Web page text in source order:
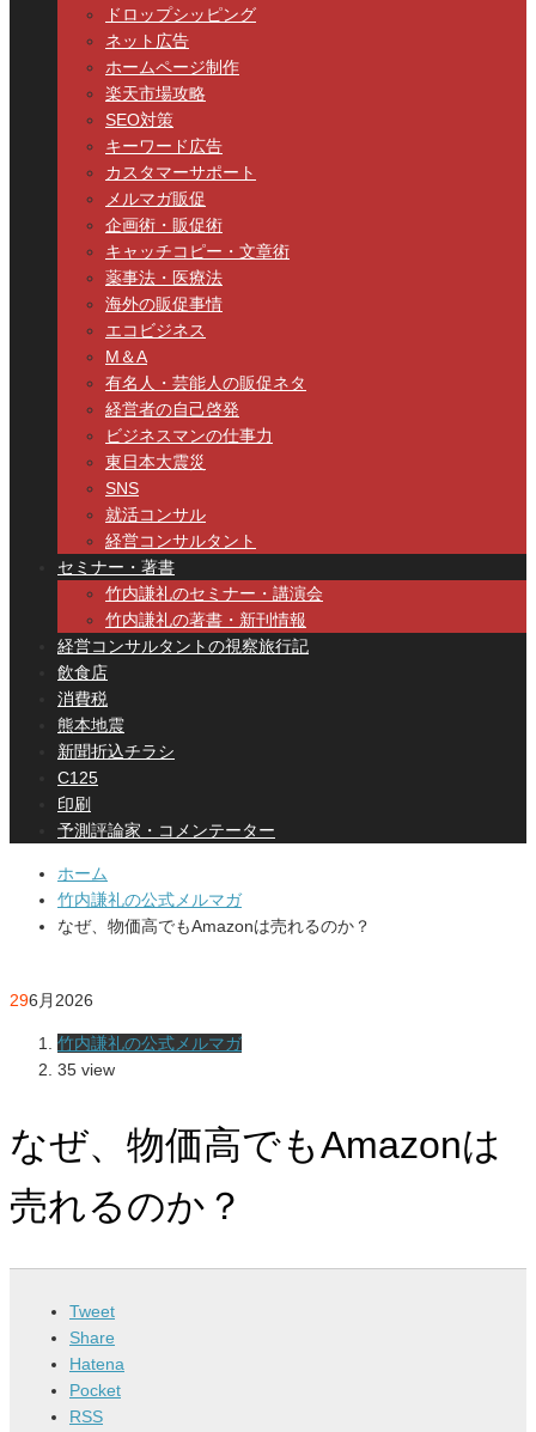
ドロップシッピング
ネット広告
ホームページ制作
楽天市場攻略
SEO対策
キーワード広告
カスタマーサポート
メルマガ販促
企画術・販促術
キャッチコピー・文章術
薬事法・医療法
海外の販促事情
エコビジネス
M＆A
有名人・芸能人の販促ネタ
経営者の自己啓発
ビジネスマンの仕事力
東日本大震災
SNS
就活コンサル
経営コンサルタント
セミナー・著書
竹内謙礼のセミナー・講演会
竹内謙礼の著書・新刊情報
経営コンサルタントの視察旅行記
飲食店
消費税
熊本地震
新聞折込チラシ
C125
印刷
予測評論家・コメンテーター
ホーム
竹内謙礼の公式メルマガ
なぜ、物価高でもAmazonは売れるのか？
296月2026
竹内謙礼の公式メルマガ
35 view
なぜ、物価高でもAmazonは
売れるのか？
Tweet
Share
Hatena
Pocket
RSS